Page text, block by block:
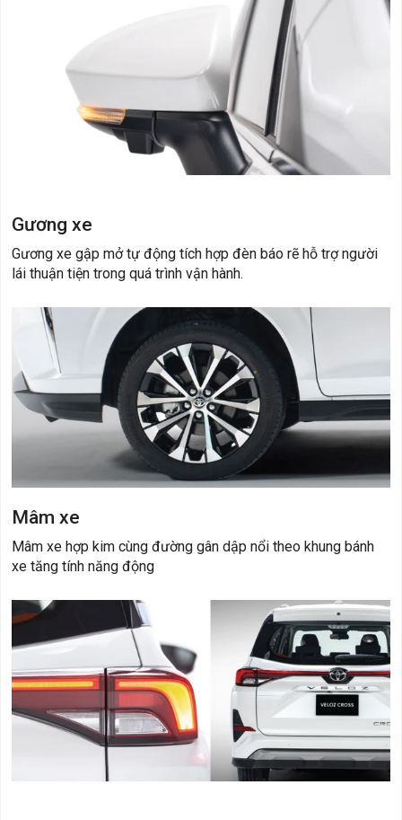
Gương xe
Gương xe gập mở tự động tích hợp đèn báo rẽ hỗ trợ người
lái thuận tiện trong quá trình vận hành.
Mâm xe
Mâm xe hợp kim cùng đường gân dập nổi theo khung bánh
xe tăng tính năng động